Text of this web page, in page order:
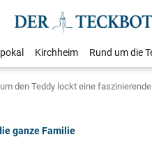
Kirchheim Rund um die
den Teddy lockt eine
ganze Familie